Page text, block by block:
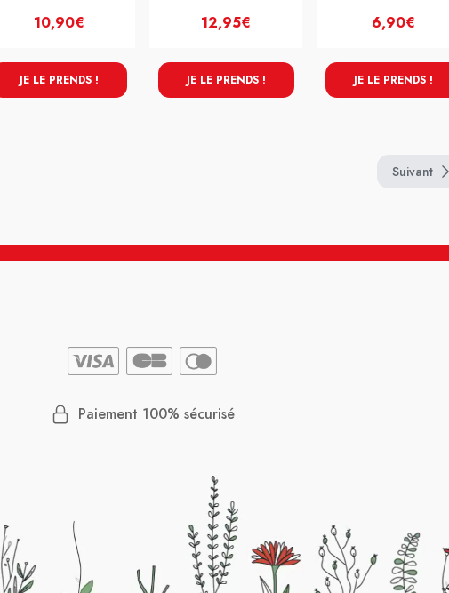
10,90€
JE LE PRENDS !
12,95€
JE LE PRENDS !
6,90€
JE LE PRENDS !
Suivant
Paiement 100% sécurisé